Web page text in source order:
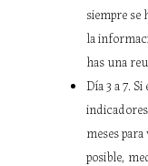
siempre se
la
has una
Día 3 a 7.
meses
posible,